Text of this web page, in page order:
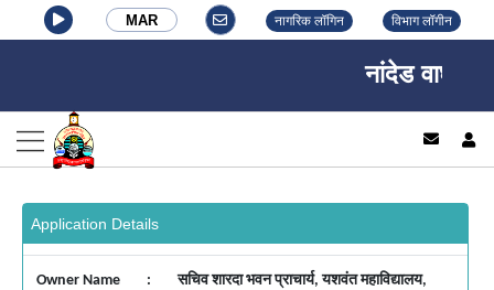
MAR नागरिक लॉगिन विभाग लॉगीन
नांदेड वाघाळा
Application Details
Owner Name :
सचिव शारदा भवन प्राचार्य, यशवंत महाविद्यालय,